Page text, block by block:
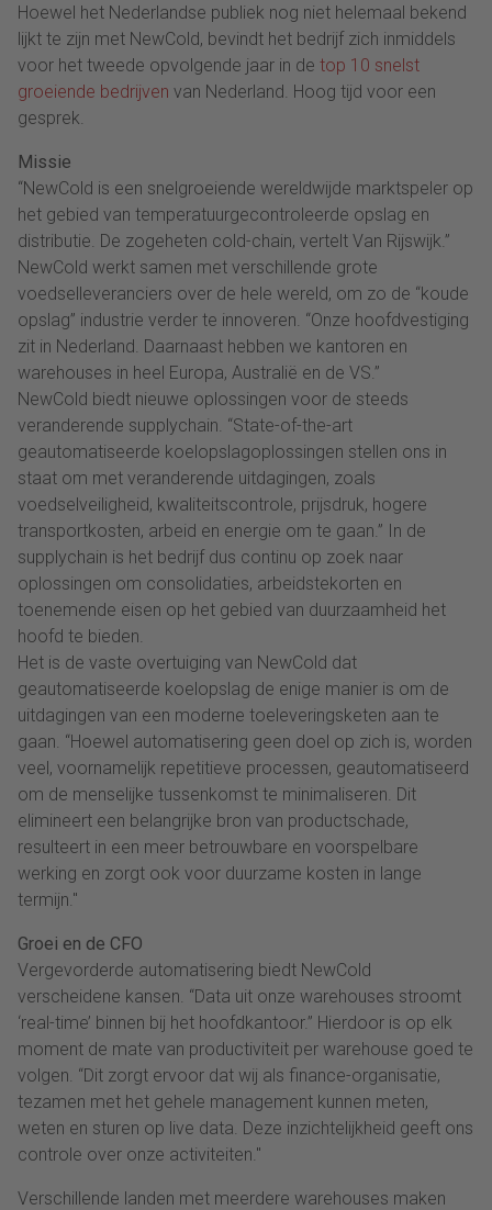
Hoewel het Nederlandse publiek nog niet helemaal bekend
lijkt te zijn met NewCold, bevindt het bedrijf zich inmiddels
voor het tweede opvolgende jaar in de top 10 snelst
groeiende bedrijven van Nederland. Hoog tijd voor een
gesprek.
Missie
“NewCold is een snelgroeiende wereldwijde marktspeler op
het gebied van temperatuurgecontroleerde opslag en
distributie. De zogeheten cold-chain, vertelt Van Rijswijk.”
NewCold werkt samen met verschillende grote
voedselleveranciers over de hele wereld, om zo de “koude
opslag” industrie verder te innoveren. “Onze hoofdvestiging
zit in Nederland. Daarnaast hebben we kantoren en
warehouses in heel Europa, Australië en de VS.”
NewCold biedt nieuwe oplossingen voor de steeds
veranderende supplychain. “State-of-the-art
geautomatiseerde koelopslagoplossingen stellen ons in
staat om met veranderende uitdagingen, zoals
voedselveiligheid, kwaliteitscontrole, prijsdruk, hogere
transportkosten, arbeid en energie om te gaan.” In de
supplychain is het bedrijf dus continu op zoek naar
oplossingen om consolidaties, arbeidstekorten en
toenemende eisen op het gebied van duurzaamheid het
hoofd te bieden.
Het is de vaste overtuiging van NewCold dat
geautomatiseerde koelopslag de enige manier is om de
uitdagingen van een moderne toeleveringsketen aan te
gaan. “Hoewel automatisering geen doel op zich is, worden
veel, voornamelijk repetitieve processen, geautomatiseerd
om de menselijke tussenkomst te minimaliseren. Dit
elimineert een belangrijke bron van productschade,
resulteert in een meer betrouwbare en voorspelbare
werking en zorgt ook voor duurzame kosten in lange
termijn."
Groei en de CFO
Vergevorderde automatisering biedt NewCold
verscheidene kansen. “Data uit onze warehouses stroomt
‘real-time’ binnen bij het hoofdkantoor.” Hierdoor is op elk
moment de mate van productiviteit per warehouse goed te
volgen. “Dit zorgt ervoor dat wij als finance-organisatie,
tezamen met het gehele management kunnen meten,
weten en sturen op live data. Deze inzichtelijkheid geeft ons
controle over onze activiteiten."
Verschillende landen met meerdere warehouses maken